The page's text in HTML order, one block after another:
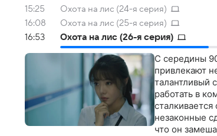
15:25
Охота на лис (24-я серия)
16:08
Охота на лис (25-я серия)
16:53
Охота на лис (26-я серия)
С середины
привлекают
талантливый
работать в
незаконные
что он